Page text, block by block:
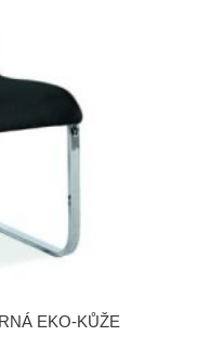
EKO-KŮŽE